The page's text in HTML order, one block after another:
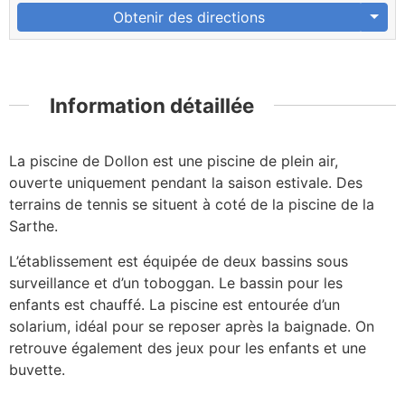
Obtenir des directions
Information détaillée
La piscine de Dollon est une piscine de plein air,
ouverte uniquement pendant la saison estivale. Des
terrains de tennis se situent à coté de la piscine de la
Sarthe.
L’établissement est équipée de deux bassins sous
surveillance et d’un toboggan. Le bassin pour les
enfants est chauffé. La piscine est entourée d’un
solarium, idéal pour se reposer après la baignade. On
retrouve également des jeux pour les enfants et une
buvette.